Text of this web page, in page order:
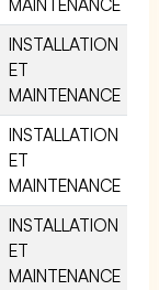
INSTALLATION
ET
MAINTENANCE
INSTALLATION
ET
MAINTENANCE
INSTALLATION
ET
MAINTENANCE